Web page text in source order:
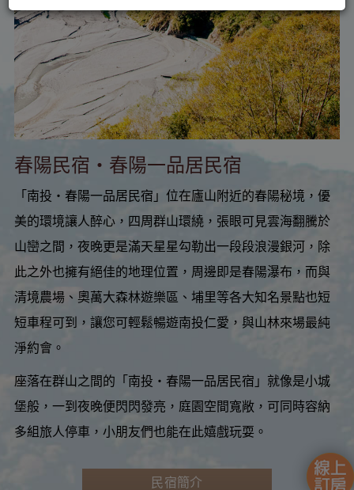
春陽民宿‧春陽一品居民宿
「南投‧春陽一品居民宿」位在廬山附近的春陽秘境，優
美的環境讓人醉心，四周群山環繞，張眼可見雲海翻騰於
山巒之間，夜晚更是滿天星星勾勒出一段段浪漫銀河，除
此之外也擁有絕佳的地理位置，周邊即是春陽瀑布，而與
清境農場、奧萬大森林遊樂區、埔里等各大知名景點也短
短車程可到，讓您可輕鬆暢遊南投仁愛，與山林來場最純
淨約會。
座落在群山之間的「南投‧春陽一品居民宿」就像是小城
堡般，一到夜晚便閃閃發亮，庭園空間寬敞，可同時容納
多組旅人停車，小朋友們也能在此嬉戲玩耍。
民宿簡介